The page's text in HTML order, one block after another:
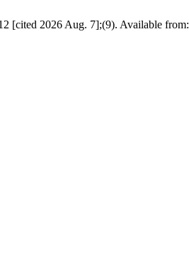
[cited 2026 Aug. 7];(9). Available from: